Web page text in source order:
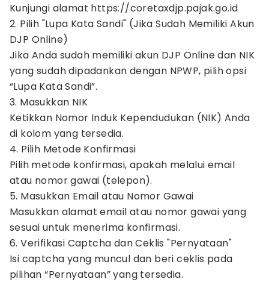
Kunjungi alamat https://coretaxdjp.pajak.go.id
2. Pilih "Lupa Kata Sandi" (Jika Sudah Memiliki Akun
DJP Online)
Jika Anda sudah memiliki akun DJP Online dan NIK
yang sudah dipadankan dengan NPWP, pilih opsi
“Lupa Kata Sandi”.
3. Masukkan NIK
Ketikkan Nomor Induk Kependudukan (NIK) Anda
di kolom yang tersedia.
4. Pilih Metode Konfirmasi
Pilih metode konfirmasi, apakah melalui email
atau nomor gawai (telepon).
5. Masukkan Email atau Nomor Gawai
Masukkan alamat email atau nomor gawai yang
sesuai untuk menerima konfirmasi.
6. Verifikasi Captcha dan Ceklis "Pernyataan"
Isi captcha yang muncul dan beri ceklis pada
pilihan “Pernyataan” yang tersedia.